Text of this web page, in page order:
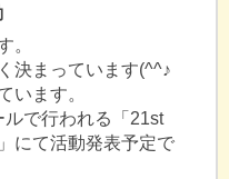
。
決まっています(^^♪
います。
で行われる「21st
にて活動発表予定で